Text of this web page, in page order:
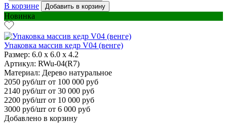
В корзине
Добавить в корзину
Новинка
Упаковка массив кедр V04 (венге)
Размер: 6.0 х 6.0 х 4.2
Артикул: RWu-04(R7)
Материал: Дерево натуральное
2050 руб/шт от 100 000 руб
2140 руб/шт от 30 000 руб
2200 руб/шт от 10 000 руб
3000 руб/шт от 6 000 руб
Добавлено в корзину